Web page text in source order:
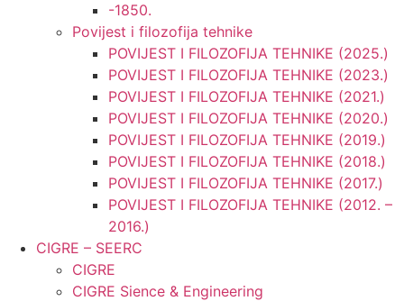
-1850.
Povijest i filozofija tehnike
POVIJEST I FILOZOFIJA TEHNIKE (2025.)
POVIJEST I FILOZOFIJA TEHNIKE (2023.)
POVIJEST I FILOZOFIJA TEHNIKE (2021.)
POVIJEST I FILOZOFIJA TEHNIKE (2020.)
POVIJEST I FILOZOFIJA TEHNIKE (2019.)
POVIJEST I FILOZOFIJA TEHNIKE (2018.)
POVIJEST I FILOZOFIJA TEHNIKE (2017.)
POVIJEST I FILOZOFIJA TEHNIKE (2012. –
2016.)
CIGRE – SEERC
CIGRE
CIGRE Sience & Engineering